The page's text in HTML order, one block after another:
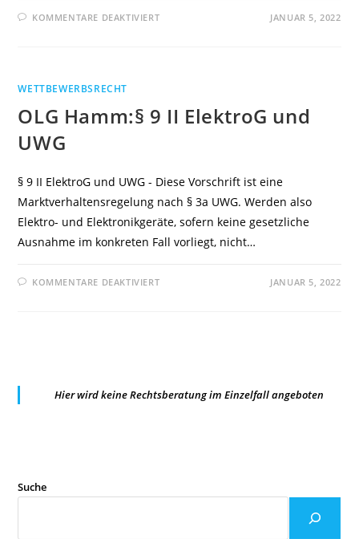
KOMMENTARE DEAKTIVIERTFÜR
DATENSCHUTZKONFERENZ
REGELUNGEN
MIT
JANUAR 5, 2022
WETTBEWERBSRECHT
OLG Hamm:§ 9 II ElektroG und
UWG
§ 9 II ElektroG und UWG - Diese Vorschrift ist eine
Marktverhaltensregelung nach § 3a UWG. Werden also
Elektro- und Elektronikgeräte, sofern keine gesetzliche
Ausnahme im konkreten Fall vorliegt, nicht…
KOMMENTARE DEAKTIVIERTFÜR JANUAR 5, 2022
Hier wird keine Rechtsberatung im Einzelfall angeboten
Suche